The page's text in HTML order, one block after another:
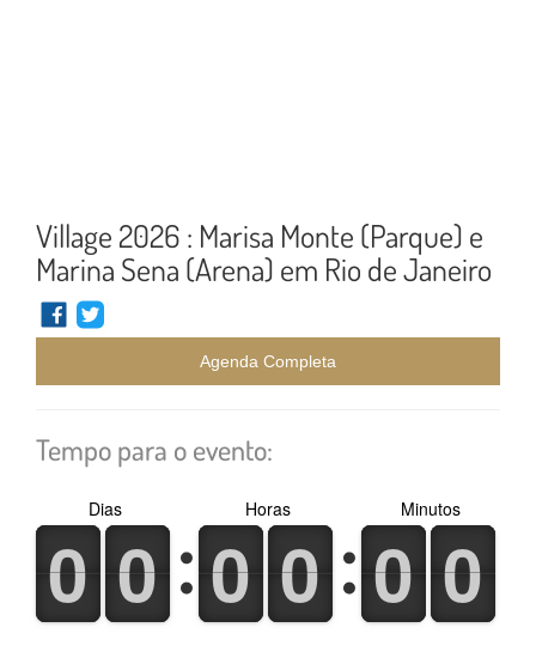
Village 2026 : Marisa Monte (Parque) e
Marina Sena (Arena) em Rio de Janeiro
Agenda Completa
Tempo para o evento:
0
0
1
1 0
0
1
1
Dias
0
0
1
1 0
0
1
1
Horas
0
0
1
1 0
0
1
1
Minutos